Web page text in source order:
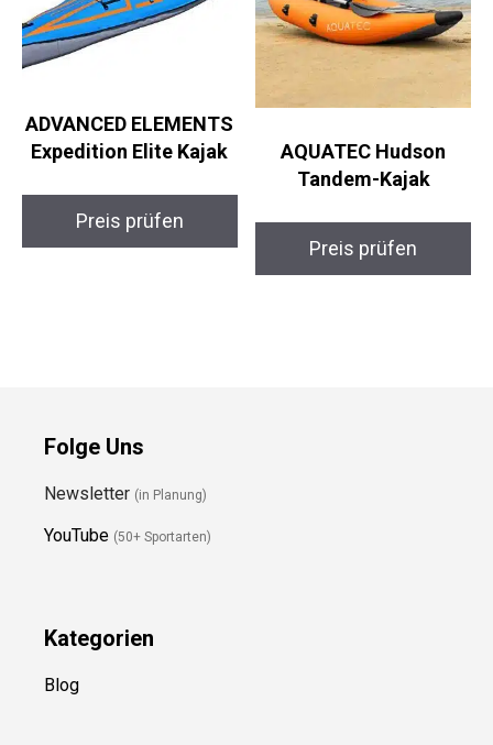
ADVANCED
Elite Kajak
AQUATEC Hudson
Preis prüfen
Newsletter